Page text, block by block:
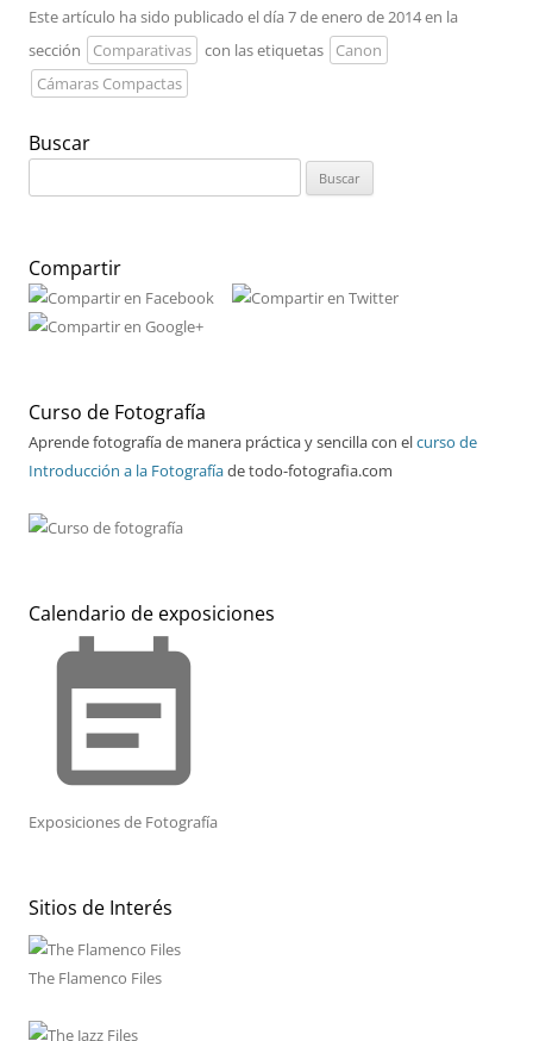
Este artículo ha sido publicado el día 7 de enero de 2014 en la
sección
Comparativas con las etiquetas
Canon
Cámaras Compactas
Buscar
Compartir
Curso de Fotografía
Aprende fotografía de manera práctica y sencilla con elcurso de
Introducción a la Fotografíade todo-fotografia.com
Calendario de exposiciones
event_note
Exposiciones de Fotografía
Sitios de Interés
The Flamenco Files